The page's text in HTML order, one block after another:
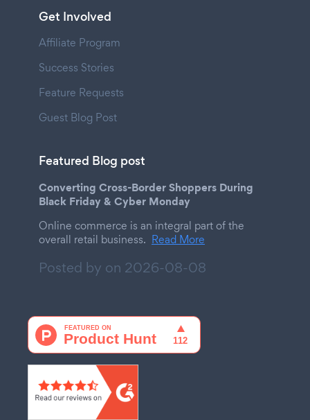
Get Involved
Affiliate Program
Success Stories
Feature Requests
Guest Blog Post
Featured Blog post
Converting Cross-Border Shoppers During
Black Friday & Cyber Monday
Online commerce is an integral part of the
overall retail business. Read More
Posted by on 2026-08-08